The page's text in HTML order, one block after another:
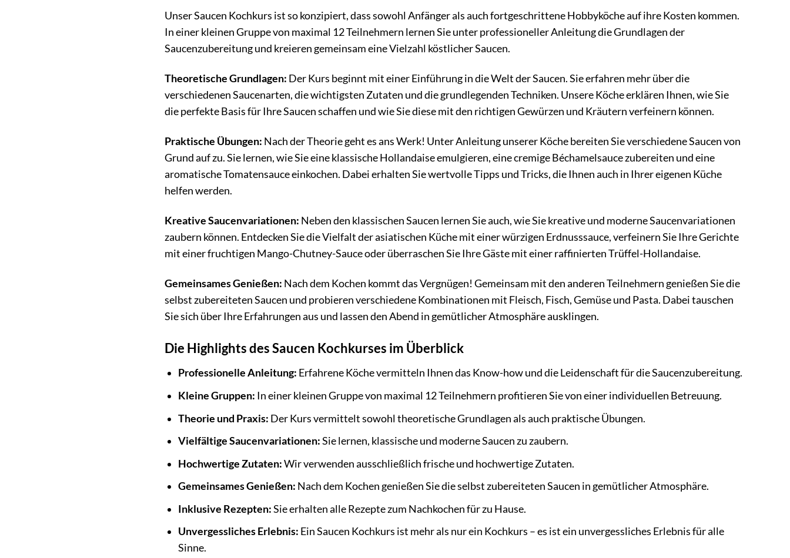
Unser Saucen Kochkurs ist so konzipiert, dass sowohl Anfänger als auch fortgeschrittene Hobbyköche auf ihre Kosten kommen.
In einer kleinen Gruppe von maximal 12 Teilnehmern lernen Sie unter professioneller Anleitung die Grundlagen der
Saucenzubereitung und kreieren gemeinsam eine Vielzahl köstlicher Saucen.
Theoretische Grundlagen: Der Kurs beginnt mit einer Einführung in die Welt der Saucen. Sie erfahren mehr über die
verschiedenen Saucenarten, die wichtigsten Zutaten und die grundlegenden Techniken. Unsere Köche erklären Ihnen, wie Sie
die perfekte Basis für Ihre Saucen schaffen und wie Sie diese mit den richtigen Gewürzen und Kräutern verfeinern können.
Praktische Übungen: Nach der Theorie geht es ans Werk! Unter Anleitung unserer Köche bereiten Sie verschiedene Saucen von
Grund auf zu. Sie lernen, wie Sie eine klassische Hollandaise emulgieren, eine cremige Béchamelsauce zubereiten und eine
aromatische Tomatensauce einkochen. Dabei erhalten Sie wertvolle Tipps und Tricks, die Ihnen auch in Ihrer eigenen Küche
helfen werden.
Kreative Saucenvariationen: Neben den klassischen Saucen lernen Sie auch, wie Sie kreative und moderne Saucenvariationen
zaubern können. Entdecken Sie die Vielfalt der asiatischen Küche mit einer würzigen Erdnusssauce, verfeinern Sie Ihre Gerichte
mit einer fruchtigen Mango-Chutney-Sauce oder überraschen Sie Ihre Gäste mit einer raffinierten Trüffel-Hollandaise.
Gemeinsames Genießen: Nach dem Kochen kommt das Vergnügen! Gemeinsam mit den anderen Teilnehmern genießen Sie die
selbst zubereiteten Saucen und probieren verschiedene Kombinationen mit Fleisch, Fisch, Gemüse und Pasta. Dabei tauschen
Sie sich über Ihre Erfahrungen aus und lassen den Abend in gemütlicher Atmosphäre ausklingen.
Die Highlights des Saucen Kochkurses im Überblick
Professionelle Anleitung: Erfahrene Köche vermitteln Ihnen das Know-how und die Leidenschaft für die Saucenzubereitung.
Kleine Gruppen: In einer kleinen Gruppe von maximal 12 Teilnehmern profitieren Sie von einer individuellen Betreuung.
Theorie und Praxis: Der Kurs vermittelt sowohl theoretische Grundlagen als auch praktische Übungen.
Vielfältige Saucenvariationen:Sie lernen, klassische und moderne Saucen zu zaubern.
Hochwertige Zutaten:Wir verwenden ausschließlich frische und hochwertige Zutaten.
Gemeinsames Genießen: Nach dem Kochen genießen Sie die selbst zubereiteten Saucen in gemütlicher Atmosphäre.
Inklusive Rezepten:Sie erhalten alle Rezepte zum Nachkochen für zu Hause.
Unvergessliches Erlebnis: Ein Saucen Kochkurs ist mehr als nur ein Kochkurs – es ist ein unvergessliches Erlebnis für alle
Sinne.